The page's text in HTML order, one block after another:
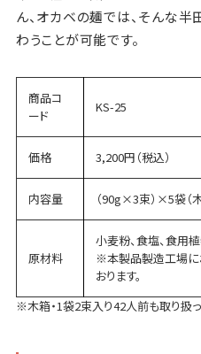
ん、オカベの麺では、そんな
わうことが可能です。
商品コ
ード
KS-25
価格 3,200円（税込）
内容量 （90g×3束）×5袋（
原材料
小麦粉、食塩、食用
※本製品製造工場に
おります。
※木箱・1袋2束入り42人前も取り扱っ